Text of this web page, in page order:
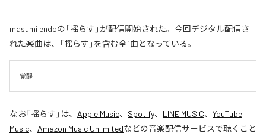
masumi endoの「揺らす」が配信開始された。今回デジタル配信さ
れた楽曲は、「揺らす」を含む全1曲となっている。
覚醒
なお「揺らす 」は、 Apple Music、 Spotify、 LINE MUSIC、 YouTube
Music、 Amazon Music Unlimitedなどの音楽配信サービスで聴くこと